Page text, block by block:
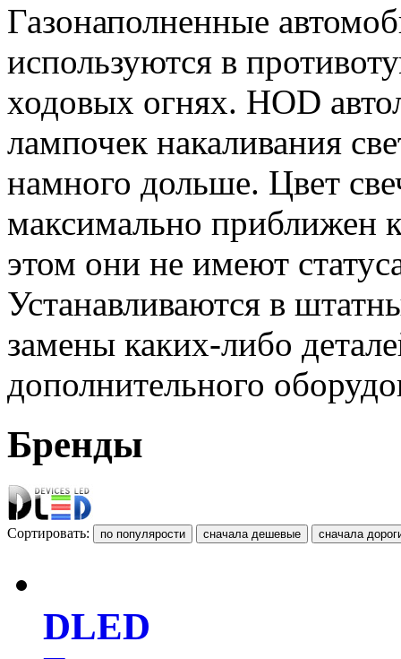
Газонаполненные
используются в
ходовых огнях. HOD
лампочек накаливания
намного дольше. Цвет
максимально приближен
этом они не имеют
Устанавливаются в
замены каких-либо
дополнительного
Бренды
Сортировать:
DLED